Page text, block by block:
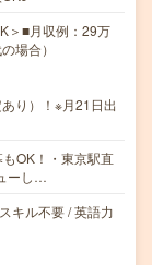
＞■月収例：29万
場合）
り）！※月21日出
OK！・東京駅直
ーし…
キル不要 / 英語力